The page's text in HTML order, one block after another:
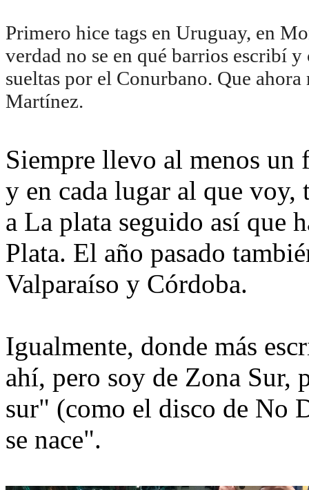
Primero hice tags en Uruguay, en
verdad no se en qué barrios escribí
sueltas por el Conurbano. Que
Martínez.
Siempre llevo al menos
y en cada lugar al que voy,
a La plata seguido así que
Plata. El año pasado
Valparaíso y Córdoba.
Igualmente, donde más
ahí, pero soy de Zona Sur,
sur" (como el disco de No
se nace".